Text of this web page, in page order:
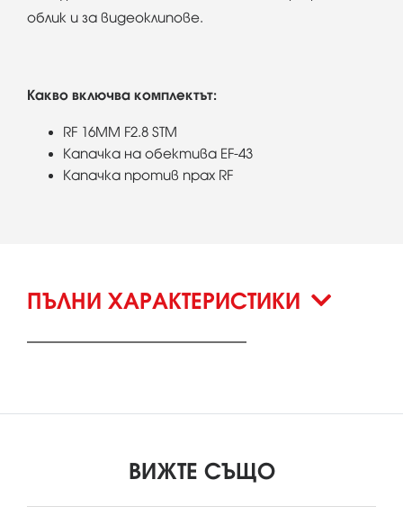
облик и за видеоклипове.
Какво включва комплектът:
RF 16MM F2.8 STM
Капачка на обектива EF-43
Капачка против прах RF
ПЪЛНИ ХАРАКТЕРИСТИКИ
ВИЖТЕ СЪЩО